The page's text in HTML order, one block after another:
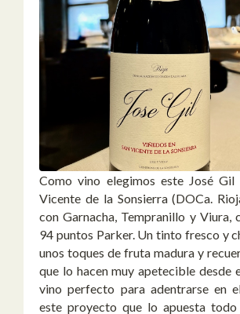
Como vino elegimos este José Gil
Vicente de la Sonsierra (DOCa.
con Garnacha, Tempranillo y Viura,
94 puntos Parker. Un tinto fresco y
unos toques de fruta madura y
que lo hacen muy apetecible desde
vino perfecto para adentrarse en
este proyecto que lo apuesta